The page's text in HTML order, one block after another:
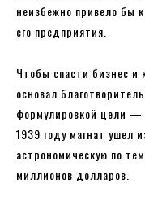
неизбежно привело бы
его предприятия.
Чтобы спасти бизнес и
основал
формулировкой цели —
1939 году магнат ушел
астрономическую по
миллионов долларов.